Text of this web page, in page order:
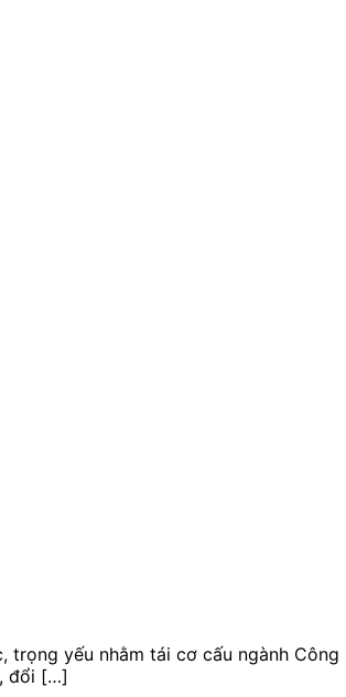
trọng yếu nhằm tái cơ cấu ngành Công
đổi […]